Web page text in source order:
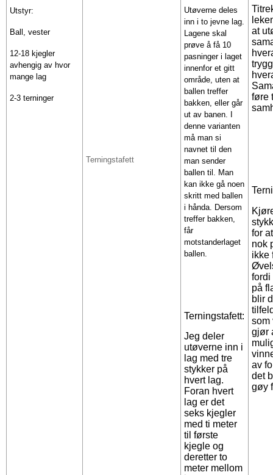
Utstyr:
Ball, vester
12-18 kjegler
avhengig av hvor
mange lag
2-3 terninger
Terningstafett
Utøverne deles
inn i to jevne lag.
Lagene skal
prøve å få 10
pasninger i laget
innenfor et gitt
område, uten at
ballen treffer
bakken, eller går
ut av banen. I
denne varianten
må man si
navnet til den
man sender
ballen til. Man
kan ikke gå noen
skritt med ballen
i hånda. Dersom
treffer bakken,
får
motstanderlaget
ballen.
Terningstafett:
Jeg deler
utøverne inn i
lag med tre
stykker på
hvert lag.
Foran hvert
lag er det
seks kjegler
med ti meter
til første
kjegle og
deretter to
meter mellom
at
føre
for
nok
ikke
fordi
på
blir
som
gjør
av
det
gøy